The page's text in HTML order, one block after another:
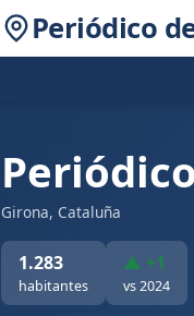
Periódico
Girona, Cataluña
1.283
habitantes
▲ +1
vs 2024